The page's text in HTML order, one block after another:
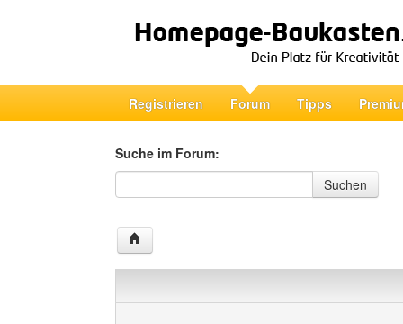
Registrieren Forum Tipps
Suche im Forum:
Suche im Forum
Suchen